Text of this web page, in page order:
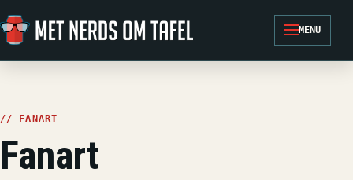
Ga naar de inhoud
MENU
// FANART
Fanart